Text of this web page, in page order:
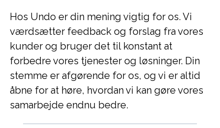
Hos Undo er din mening vigtig for os. Vi
værdsætter feedback og forslag fra vores
kunder og bruger det til konstant at
forbedre vores tjenester og løsninger. Din
stemme er afgørende for os, og vi er altid
åbne for at høre, hvordan vi kan gøre vores
samarbejde endnu bedre.